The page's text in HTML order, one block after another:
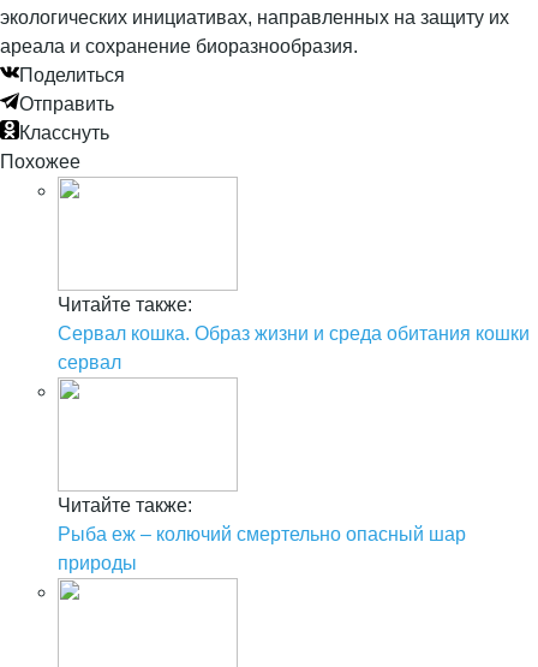
экологических инициативах, направленных на защиту их
ареала и сохранение биоразнообразия.
Поделиться
Отправить
Класснуть
Похожее
Читайте также:
Сервал кошка. Образ жизни и среда обитания кошки
сервал
Читайте также:
Рыба еж – колючий смертельно опасный шар
природы